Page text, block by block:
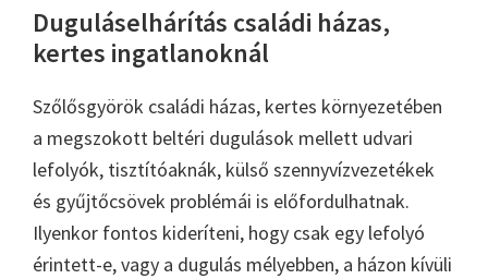
Duguláselhárítás családi házas,
kertes ingatlanoknál
Szőlősgyörök családi házas, kertes környezetében
a megszokott beltéri dugulások mellett udvari
lefolyók, tisztítóaknák, külső szennyvízvezetékek
és gyűjtőcsövek problémái is előfordulhatnak.
Ilyenkor fontos kideríteni, hogy csak egy lefolyó
érintett-e, vagy a dugulás mélyebben, a házon kívüli